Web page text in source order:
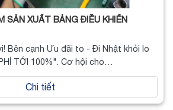
SẢN XUẤT BẢNG ĐIỀU KHIỂN
Bên cạnh Ưu đãi to - Đi Nhật khỏi lo
TỚI 100%". Cơ hội cho…
Chi tiết